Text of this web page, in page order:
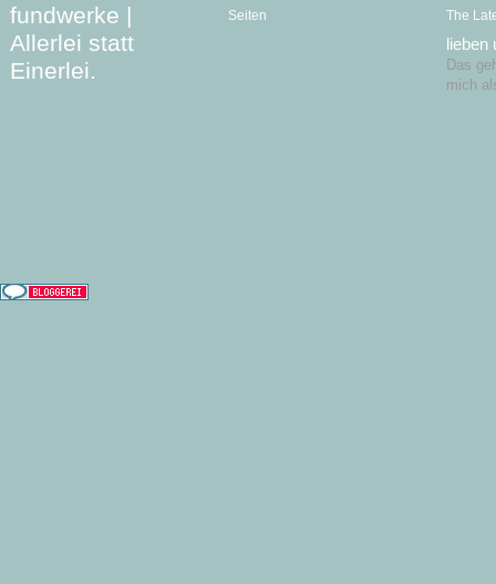
fundwerke |
Allerlei statt
Einerlei.
Seiten The
lieben
Das
mich